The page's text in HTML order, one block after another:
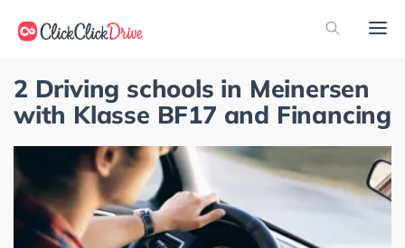
2 Driving schools in Meinersen
with Klasse BF17 and Financing